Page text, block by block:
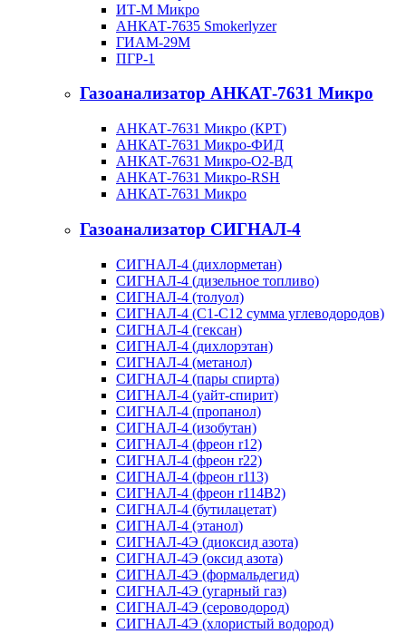
ИТ-М Микро
АНКАТ-7635 Smokerlyzer
ГИАМ-29М
ПГР-1
Газоанализатор АНКАТ-7631 Микро
АНКАТ-7631 Микро (КРТ)
АНКАТ-7631 Микро-ФИД
АНКАТ-7631 Микро-О2-ВД
АНКАТ-7631 Микро-RSH
АНКАТ-7631 Микро
Газоанализатор СИГНАЛ-4
СИГНАЛ-4 (дихлорметан)
СИГНАЛ-4 (дизельное топливо)
СИГНАЛ-4 (толуол)
СИГНАЛ-4 (С1-С12 сумма углеводородов)
СИГНАЛ-4 (гексан)
СИГНАЛ-4 (дихлорэтан)
СИГНАЛ-4 (метанол)
СИГНАЛ-4 (пары спирта)
СИГНАЛ-4 (уайт-спирит)
СИГНАЛ-4 (пропанол)
СИГНАЛ-4 (изобутан)
СИГНАЛ-4 (фреон r12)
СИГНАЛ-4 (фреон r22)
СИГНАЛ-4 (фреон r113)
СИГНАЛ-4 (фреон r114В2)
СИГНАЛ-4 (бутилацетат)
СИГНАЛ-4 (этанол)
СИГНАЛ-4Э (диоксид азота)
СИГНАЛ-4Э (оксид азота)
СИГНАЛ-4Э (формальдегид)
СИГНАЛ-4Э (угарный газ)
СИГНАЛ-4Э (сероводород)
СИГНАЛ-4Э (хлористый водород)